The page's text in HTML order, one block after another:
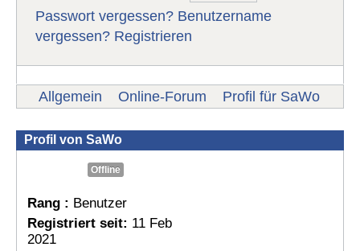
Passwort vergessen? Benutzername
vergessen? Registrieren
Allgemein Online-Forum Profil für SaWo
Profil von SaWo
Offline
Rang : Benutzer
Registriert seit: 11 Feb
2021